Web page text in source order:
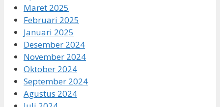
Maret 2025
Februari 2025
Januari 2025
Desember 2024
November 2024
Oktober 2024
September 2024
Agustus 2024